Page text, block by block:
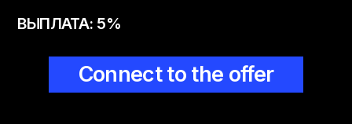
ВЫПЛАТА: 5%
Connect to the offer